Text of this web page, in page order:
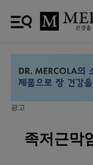
광고
족저근막